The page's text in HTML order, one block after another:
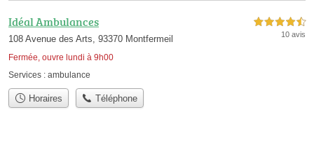
Idéal Ambulances
108 Avenue des Arts, 93370 Montfermeil
Fermée, ouvre lundi à 9h00
4,5 étoiles sur 5
10 avis
Services : ambulance
Horaires Téléphone